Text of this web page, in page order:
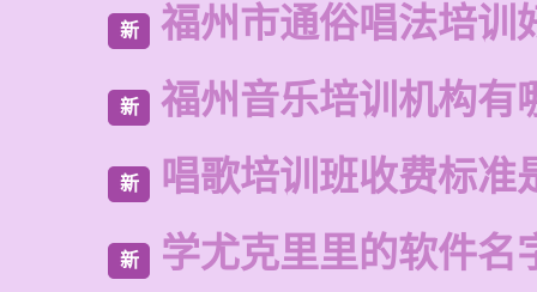
新 福州市通俗唱法培训
新 福州音乐培训机构有
新 唱歌培训班收费标准
新 学尤克里里的软件名